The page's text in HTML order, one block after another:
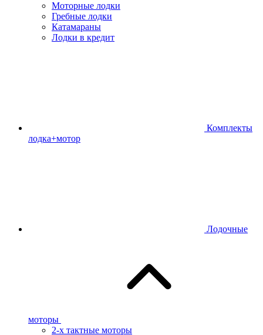
Моторные лодки
Гребные лодки
Катамараны
Лодки в кредит
Комплекты
лодка+мотор
Лодочные
моторы
2-х тактные моторы